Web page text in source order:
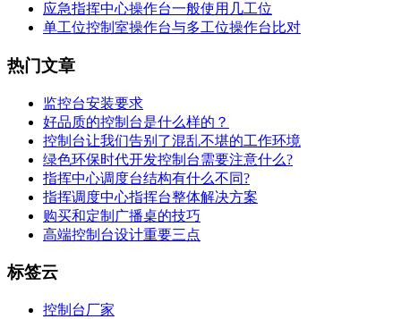
应急指挥中心操作台一般使用几工位
单工位控制室操作台与多工位操作台比对
热门文章
监控台安装要求
好品质的控制台是什么样的？
控制台让我们告别了混乱不堪的工作环境
绿色环保时代开发控制台需要注意什么?
指挥中心调度台结构有什么不同?
指挥调度中心指挥台整体解决方案
购买和定制广播桌的技巧
高端控制台设计重要三点
标签云
控制台厂家